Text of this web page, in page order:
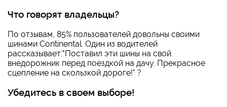
Что говорят владельцы?
По отзывам, 85% пользователей довольны своими
шинами Continental. Один из водителей
рассказывает:"Поставил эти шины на свой
внедорожник перед поездкой на дачу. Прекрасное
сцепление на скользкой дороге!" ?️
Убедитесь в своем выборе!